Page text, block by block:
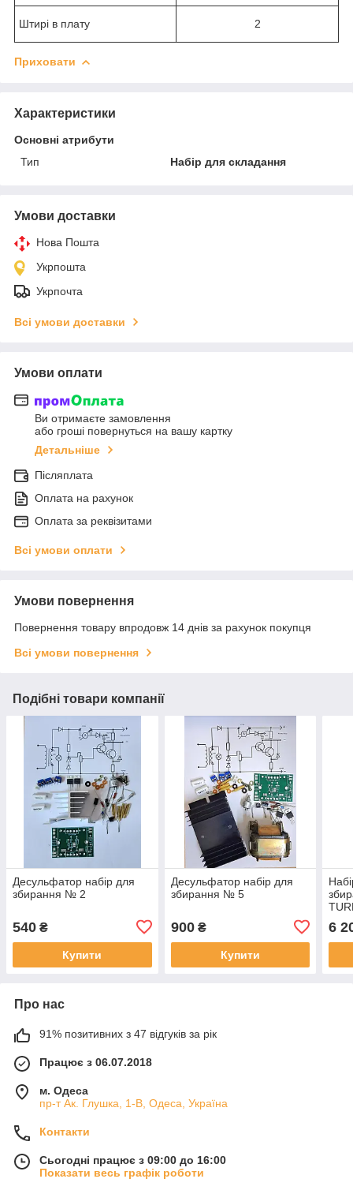
Штирі в плату 2
Приховати
Характеристики
Основні атрибути
Тип
Набір для складання
Умови доставки
Нова Пошта
Укрпошта
Укрпочта
Всі умови доставки
Умови оплати
Ви отримаєте замовлення
або гроші повернуться на вашу картку
Детальніше
Післяплата
Оплата на рахунок
Оплата за реквізитами
Всі умови оплати
Умови повернення
Повернення товару впродовж 14 днів за рахунок покупця
Всі умови повернення
Подібні товари компанії
Десульфатор набір для
збирання № 2
540 ₴
Купити
Десульфатор набір для
збирання № 5
900₴
Купити
6
Про нас
91% позитивних з 47 відгуків за рік
Працює з 06.07.2018
м. Одеса
пр-т Ак. Глушка, 1-В, Одеса, Україна
Контакти
Сьогодні працює з 09:00 до 16:00
Показати весь графік роботи